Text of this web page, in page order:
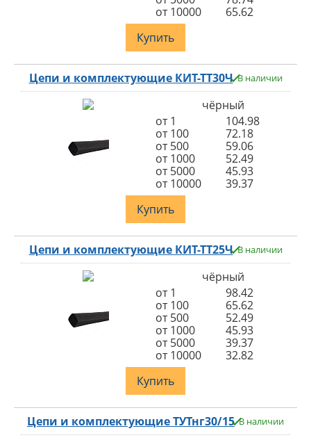
от 10000
65.62
Купить
Цепи и комплектующие КИТ-ТТ30Ч В наличии
чёрный
от 1
104.98
от 100
72.18
от 500
59.06
от 1000
52.49
от 5000
45.93
от 10000
39.37
Купить
Цепи и комплектующие КИТ-ТТ25Ч В наличии
чёрный
от 1
98.42
от 100
65.62
от 500
52.49
от 1000
45.93
от 5000
39.37
от 10000
32.82
Купить
Цепи и комплектующие ТУТнг30/15 В наличии